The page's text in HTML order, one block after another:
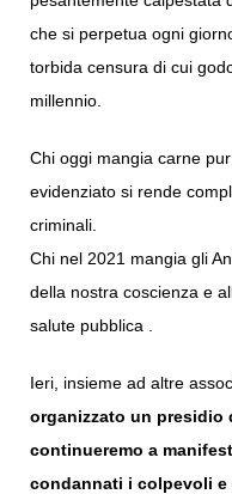
che si perpetua ogni
torbida censura di cui
millennio.
Chi oggi mangia carne
evidenziato si rende
criminali.
Chi nel 2021 mangia gli
della nostra coscienza e
salute pubblica .
Ieri, insieme ad altre
organizzato un presidio
continueremo a
condannati i colpevoli